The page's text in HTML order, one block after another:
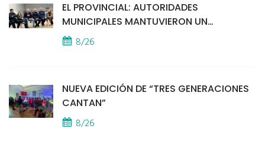
EL PROVINCIAL: AUTORIDADES
MUNICIPALES MANTUVIERON UN
ENCUENTRO CON VECINOS POR LA
SEGURIDAD
8/26
NUEVA EDICIÓN DE “TRES GENERACIONES
CANTAN”
8/26